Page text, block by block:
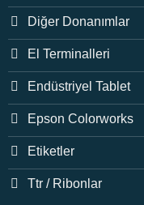
Diğer Donanımlar
El Terminalleri
Endüstriyel Tablet
Epson Colorworks
Etiketler
Ttr / Ribonlar